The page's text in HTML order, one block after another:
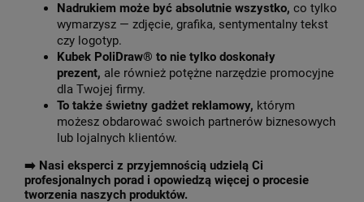
Nadrukiem może być absolutnie wszystko, co tylko
wymarzysz — zdjęcie, grafika, sentymentalny tekst
czy logotyp.
Kubek PoliDraw® to nie tylko doskonały
prezent, ale również potężne narzędzie promocyjne
dla Twojej firmy.
To także świetny gadżet reklamowy, którym
możesz obdarować swoich partnerów biznesowych
lub lojalnych klientów.
➡️ Nasi eksperci z przyjemnością udzielą Ci
profesjonalnych porad i opowiedzą więcej o procesie
tworzenia naszych produktów.